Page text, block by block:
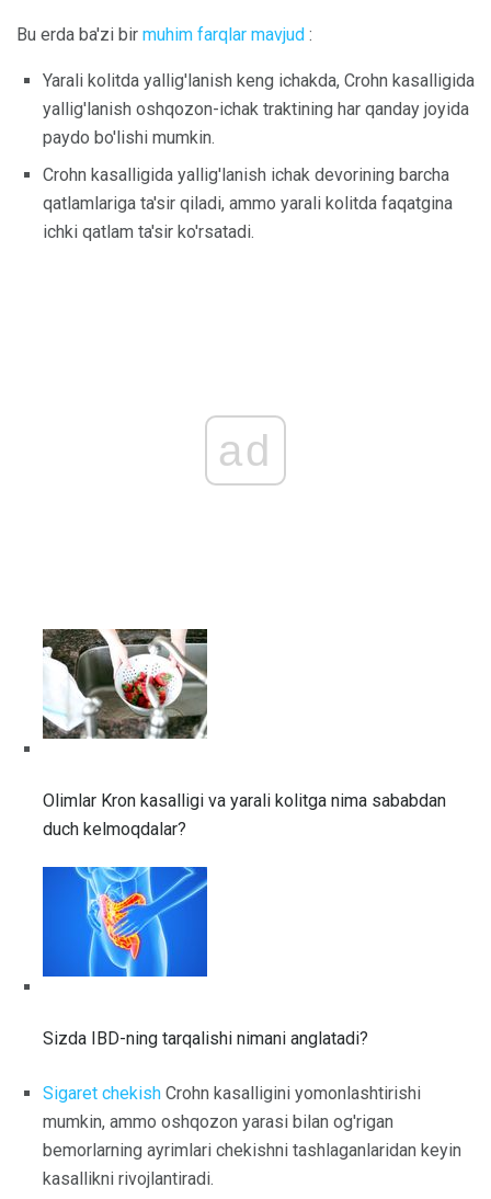
Bu erda ba'zi bir muhim farqlar mavjud :
Yarali kolitda yallig'lanish keng ichakda, Crohn kasalligida
yallig'lanish oshqozon-ichak traktining har qanday joyida
paydo bo'lishi mumkin.
Crohn kasalligida yallig'lanish ichak devorining barcha
qatlamlariga ta'sir qiladi, ammo yarali kolitda faqatgina
ichki qatlam ta'sir ko'rsatadi.
ad
Olimlar Kron kasalligi va yarali kolitga nima sababdan
duch kelmoqdalar?
Sizda IBD-ning tarqalishi nimani anglatadi?
Sigaret chekish Crohn kasalligini yomonlashtirishi
mumkin, ammo oshqozon yarasi bilan og'rigan
bemorlarning ayrimlari chekishni tashlaganlaridan keyin
kasallikni rivojlantiradi.